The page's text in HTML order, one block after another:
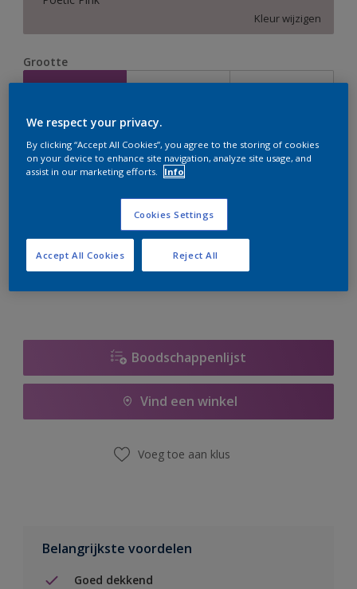
Kleur wijzigen
Grootte
2,5 L 5 L 10 L
Verfcalculator
Bereken
Op dit moment is het niet mogelijk dit product online
te bestellen. Houd de website in de gaten, we werken
er hard aan om de voorraad aan te vullen.
Boodschappenlijst
Vind een winkel
Voeg toe aan klus
Belangrijkste voordelen
Goed dekkend
We respect your privacy.
By clicking “Accept All Cookies”, you agree to the storing of cookies
on your device to enhance site navigation, analyze site usage, and
assist in our marketing efforts.
Info
Cookies Settings
Reject All
Accept All Cookies